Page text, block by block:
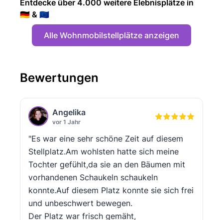
Entdecke über 4.000 weitere Elebnisplätze in
🇩🇪 & 🇪🇺
Alle Wohnmobilstellplätze anzeigen
Bewertungen
Angelika
vor 1 Jahr
"Es war eine sehr schöne Zeit auf diesem
Stellplatz.Am wohlsten hatte sich meine
Tochter gefühlt,da sie an den Bäumen mit
vorhandenen Schaukeln schaukeln
konnte.Auf diesem Platz konnte sie sich frei
und unbeschwert bewegen.
Der Platz war frisch gemäht,